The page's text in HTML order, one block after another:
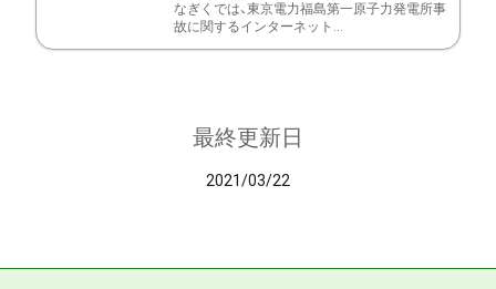
なぎくでは、東京電力福島第一原子力発電所事
故に関するインターネット...
最終更新日
2021/03/22